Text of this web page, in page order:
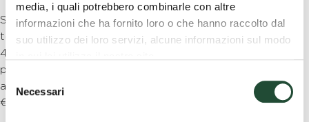
media, i quali potrebbero combinarle con altre
informazioni che ha fornito loro o che hanno raccolto dal
suo utilizzo dei loro servizi, alcune informazioni sul modo
“coopvoce.it” e ai suoi sottodomini “shop.coopvoce.it” e
delNecessari
Sul mercato si possono trovare
termostati intelligenti che vanno dai
40/50 €, fino ad arrivare a dispositivi
più evoluti che possono costare
anche più di 200
€.